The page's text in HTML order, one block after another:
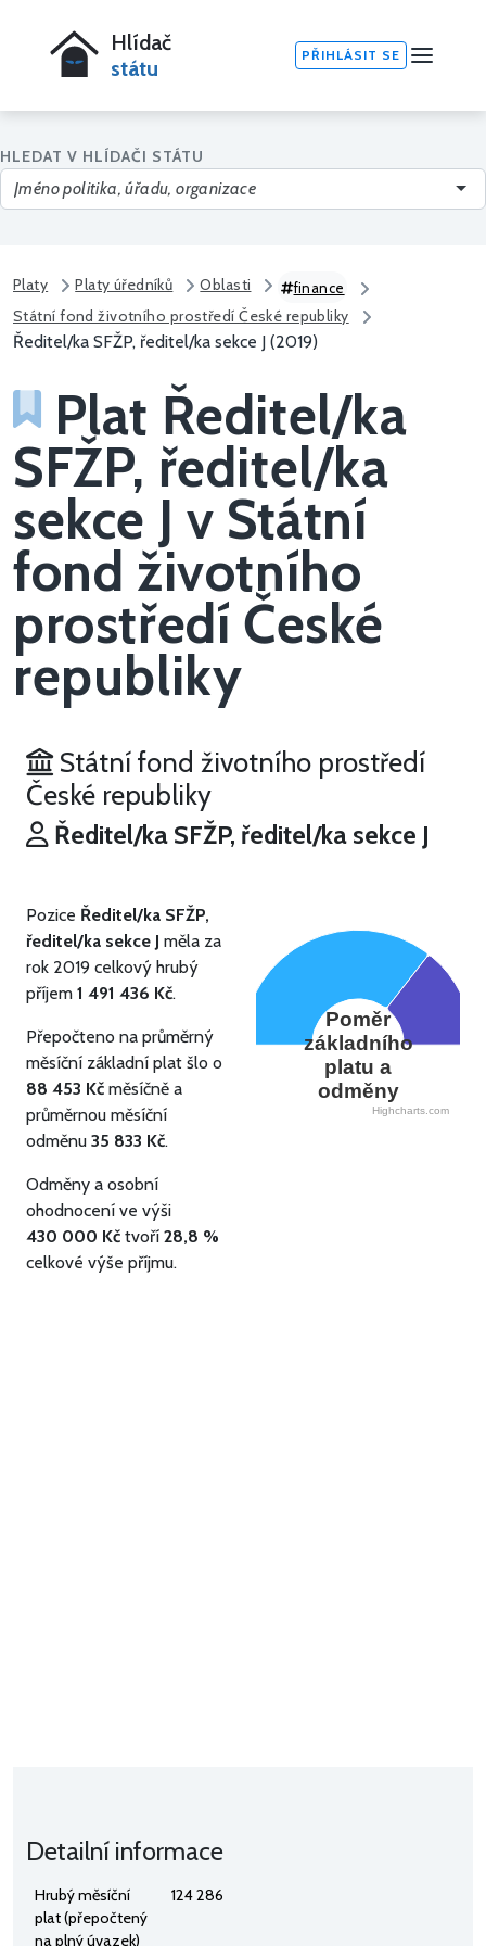
Hlídač
státu
PŘIHLÁSIT SE
HLEDAT V HLÍDAČI STÁTU
Platy Platy úředníků Oblasti finance
Státní fond životního prostředí České republiky
Ředitel/ka SFŽP, ředitel/ka sekce J (2019)
Plat Ředitel/ka
SFŽP, ředitel/ka
sekce J v Státní
fond životního
prostředí České
republiky
Státní fond životního prostředí
České republiky
Ředitel/ka SFŽP, ředitel/ka sekce J
Pozice Ředitel/ka SFŽP,
ředitel/ka sekce J měla za
rok 2019 celkový hrubý
příjem 1 491 436 Kč.
Přepočteno na průměrný
měsíční základní plat šlo o
88 453 Kč měsíčně a
průměrnou měsíční
odměnu 35 833 Kč.
Odměny a osobní
ohodnocení ve výši
430 000 Kč tvoří 28,8 %
celkové výše příjmu.
Poměr
základního
platu a
odměny
Highcharts.com
Detailní informace
Hrubý měsíční
plat (přepočtený
na plný úvazek)
124 286